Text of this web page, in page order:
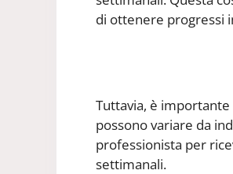
di ottenere progressi
Tuttavia, è
possono variare da
professionista per
settimanali.